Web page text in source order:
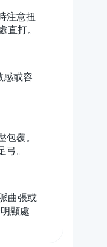
注意扭
打。
感或容
覆。
。
曲張或
顯處